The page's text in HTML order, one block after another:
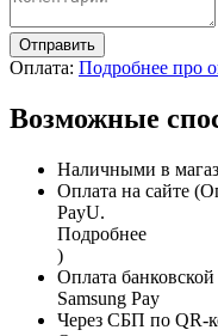
Отправить
Оплата: Подробнее про
Возможные
Наличными в
Оплата на сайте
PayU.
Подробнее
)
Оплата
Samsung Pay
Через СБП по QR-